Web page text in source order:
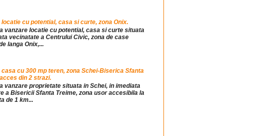
locatie cu potential, casa si curte, zona Onix.
vanzare locatie cu potential, casa si curte situata
vecinatate a Centrului Civic, zona de case
langa Onix,...
casa cu 300 mp teren, zona Schei-Biserica Sfanta
din 2 strazi.
vanzare proprietate situata in Schei, in imediata
a Bisericii Sfanta Treime, zona usor accesibila la
de 1 km...